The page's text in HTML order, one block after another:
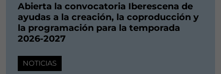
Abierta la convocatoria Iberescena de
ayudas a la creación, la coproducción y
la programación para la temporada
2026-2027
NOTICIAS